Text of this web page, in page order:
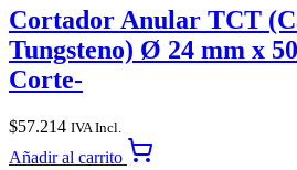
Cortador Anular TCT
Tungsteno) Ø 24 mm x
Corte-
$57.214 IVA Incl.
Añadir al carrito